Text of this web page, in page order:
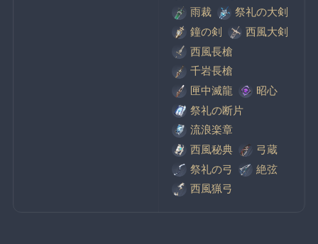
雨裁
祭礼の大剣
鐘の剣
西風大剣
西風長槍
千岩長槍
匣中滅龍
昭心
祭礼の断片
流浪楽章
西風秘典
弓蔵
祭礼の弓
絶弦
西風猟弓